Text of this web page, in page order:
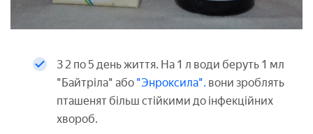
З 2 по 5 день життя. На 1 л води беруть 1 мл
"Байтріла" або "Энроксила". вони зроблять
пташенят більш стійкими до інфекційних
хвороб.